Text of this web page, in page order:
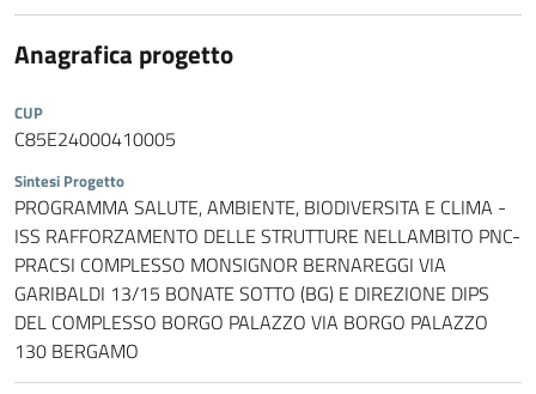
Anagrafica progetto
CUP
C85E24000410005
Sintesi Progetto
PROGRAMMA SALUTE, AMBIENTE, BIODIVERSITA E CLIMA -
ISS RAFFORZAMENTO DELLE STRUTTURE NELLAMBITO PNC-
PRACSI COMPLESSO MONSIGNOR BERNAREGGI VIA
GARIBALDI 13/15 BONATE SOTTO (BG) E DIREZIONE DIPS
DEL COMPLESSO BORGO PALAZZO VIA BORGO PALAZZO
130 BERGAMO